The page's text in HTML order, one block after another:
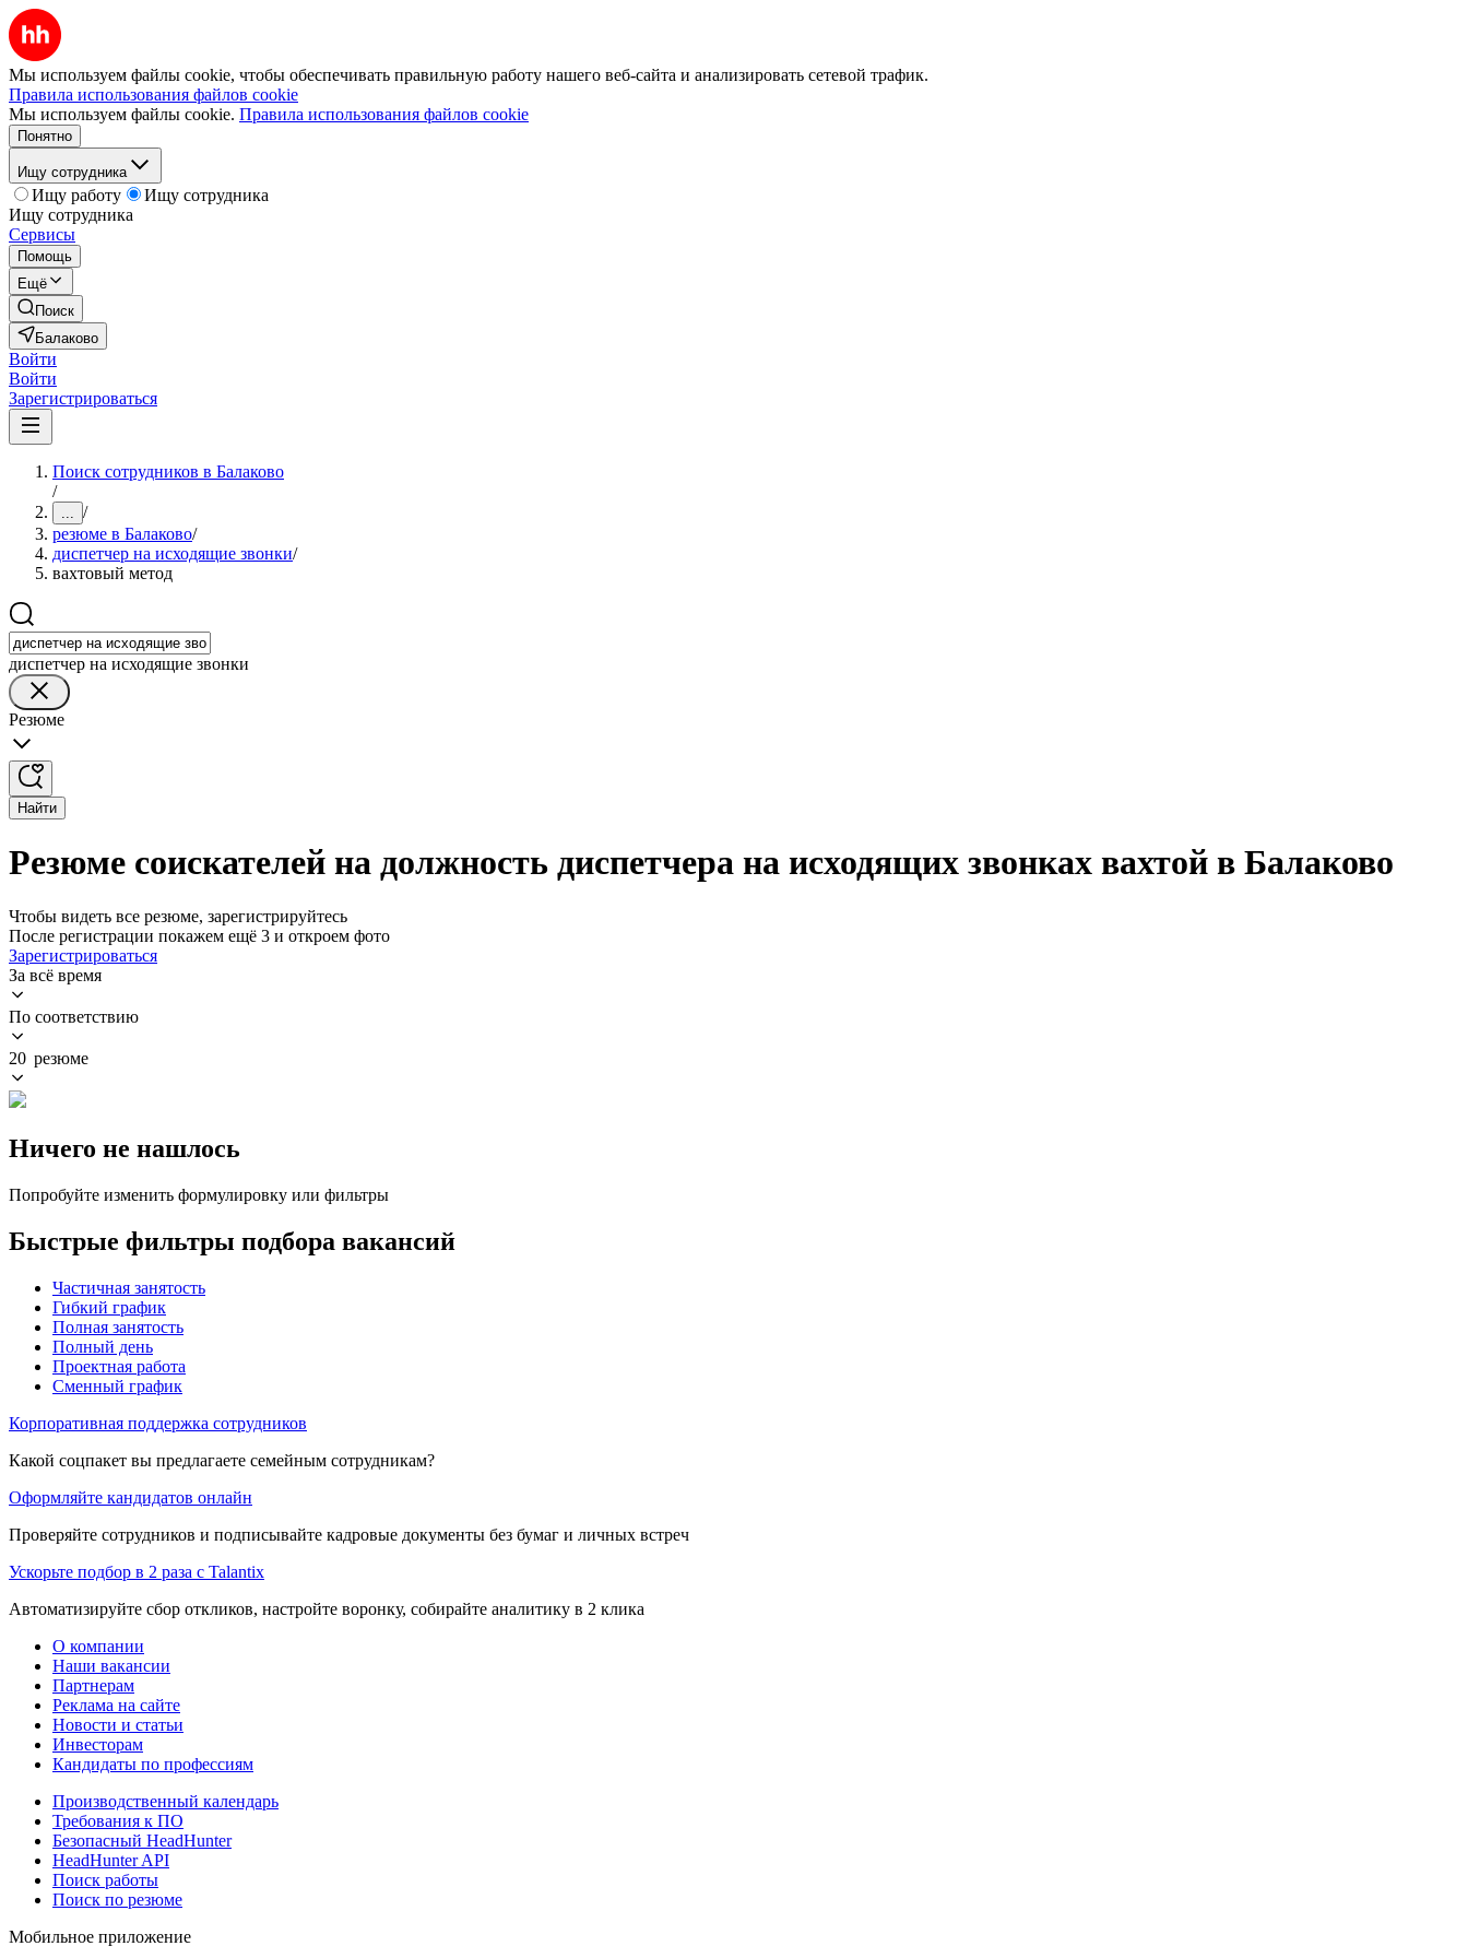
Мы используем файлы cookie, чтобы обеспечивать правильную работу нашего веб-сайта и анализировать сетевой трафик.
Правила использования файлов cookie
Мы используем файлы cookie. Правила использования файлов cookie
Понятно
Ищу сотрудника
Ищу работу
Ищу сотрудника
Ищу сотрудника
Сервисы
Помощь
Ещё
Поиск
Балаково
Войти
Войти
Зарегистрироваться
Поиск сотрудников в Балаково
/
... /
резюме в Балаково/
диспетчер на исходящие звонки/
вахтовый метод
диспетчер на исходящие звонки
Резюме
Найти
Резюме соискателей на должность диспетчера на исходящих звонках вахтой в Балаково
Чтобы видеть все резюме, зарегистрируйтесь
После регистрации покажем ещё 3 и откроем фото
Зарегистрироваться
За всё время
По соответствию
20 резюме
Ничего не нашлось
Попробуйте изменить формулировку или фильтры
Быстрые фильтры подбора вакансий
Частичная занятость
Гибкий график
Полная занятость
Полный день
Проектная работа
Сменный график
Корпоративная поддержка сотрудников
Какой соцпакет вы предлагаете семейным сотрудникам?
Оформляйте кандидатов онлайн
Проверяйте сотрудников и подписывайте кадровые документы без бумаг и личных встреч
Ускорьте подбор в 2 раза с Talantix
Автоматизируйте сбор откликов, настройте воронку, собирайте аналитику в 2 клика
О компании
Наши вакансии
Партнерам
Реклама на сайте
Новости и статьи
Инвесторам
Кандидаты по профессиям
Производственный календарь
Требования к ПО
Безопасный HeadHunter
HeadHunter API
Поиск работы
Поиск по резюме
Мобильное приложение